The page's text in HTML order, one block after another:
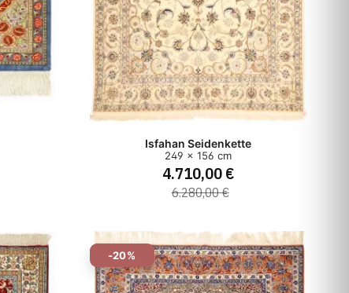
Isfahan Seidenkette
249 x 156 cm
4.710,00 €
6.280,00 €
-20%